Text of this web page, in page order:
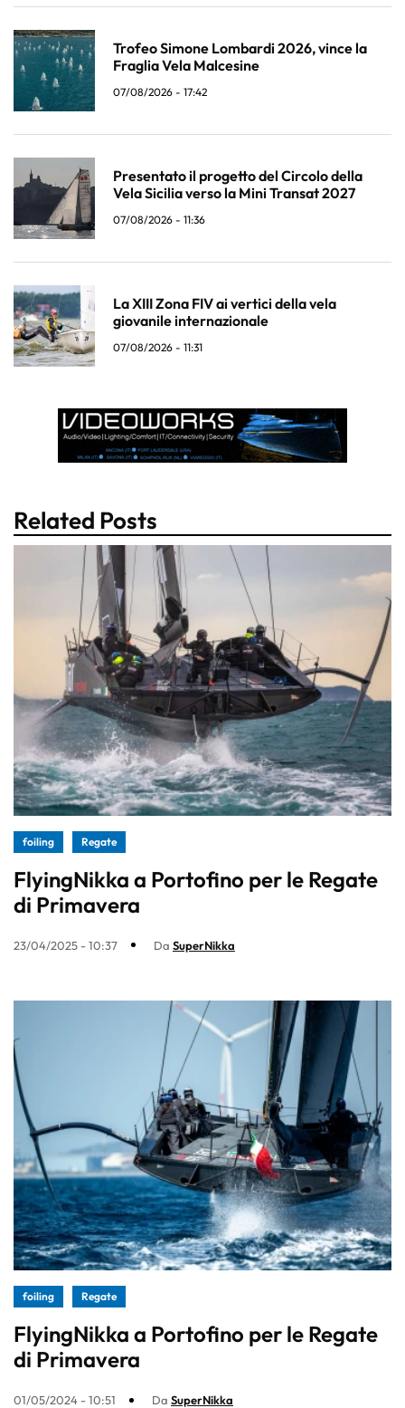
Trofeo Simone Lombardi 2026, vince la
Fraglia Vela Malcesine
07/08/2026 - 17:42
Presentato il progetto del Circolo della
Vela Sicilia verso la Mini Transat 2027
07/08/2026 - 11:36
La XIII Zona FIV ai vertici della vela
giovanile internazionale
07/08/2026 - 11:31
Related Posts
foiling Regate
FlyingNikka a Portofino per le Regate
di Primavera
23/04/2025 - 10:37 Da SuperNikka
foiling Regate
FlyingNikka a Portofino per le Regate
di Primavera
01/05/2024 - 10:51 Da SuperNikka